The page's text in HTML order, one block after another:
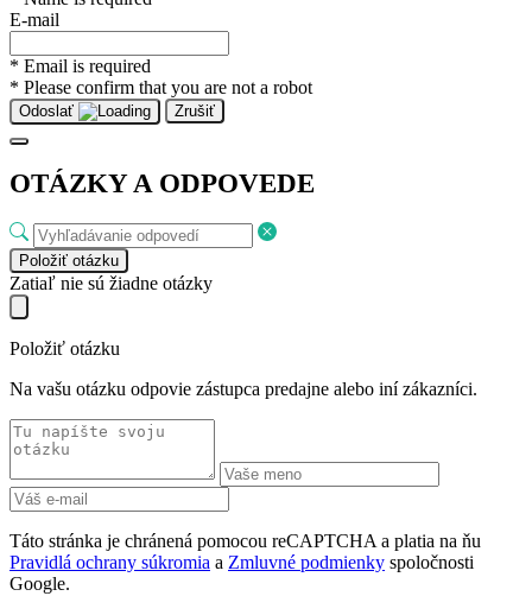
E-mail
* Email is required
* Please confirm that you are not a robot
Odoslať Zrušiť
OTÁZKY A ODPOVEDE
Položiť otázku
Zatiaľ nie sú žiadne otázky
Položiť otázku
Na vašu otázku odpovie zástupca predajne alebo iní zákazníci.
Táto stránka je chránená pomocou reCAPTCHA a platia na ňu
Pravidlá ochrany súkromia a Zmluvné podmienky spoločnosti
Google.